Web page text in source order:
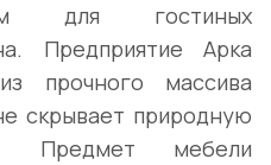
для гостиных
Предприятие Арка
прочного массива
скрывает природную
Предмет мебели